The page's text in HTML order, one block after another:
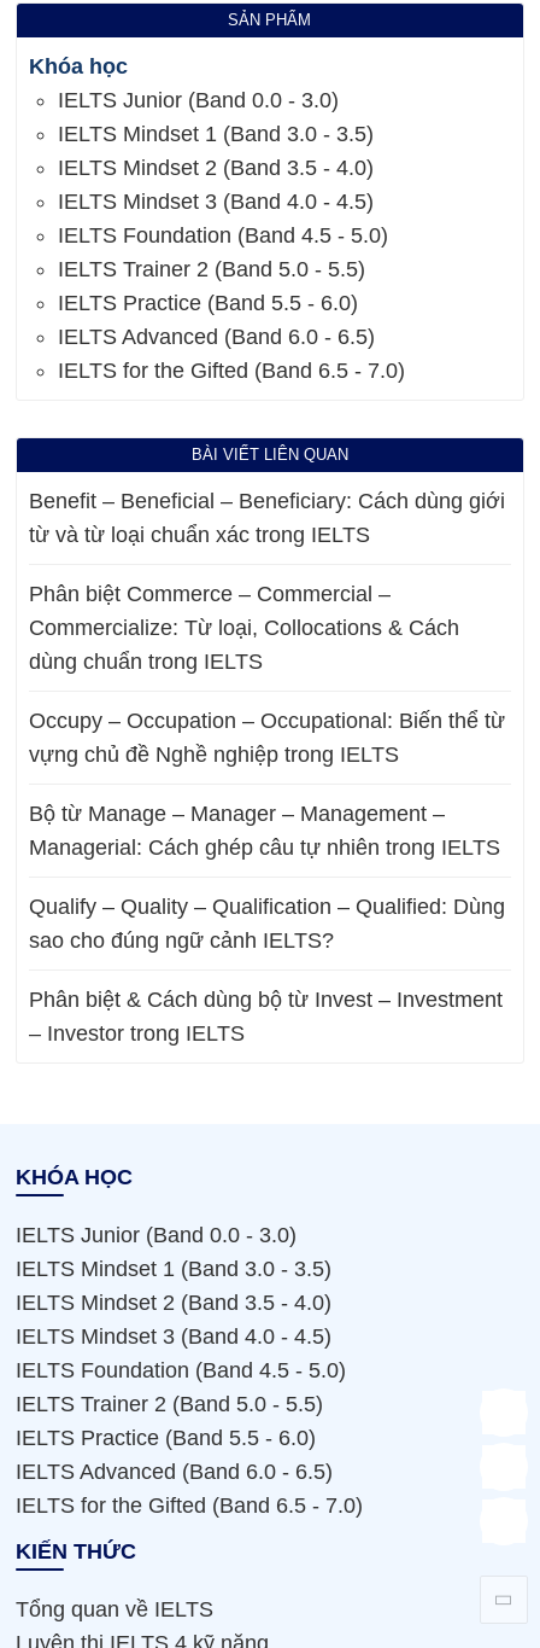
SẢN PHẨM
Khóa học
IELTS Junior (Band 0.0 - 3.0)
IELTS Mindset 1 (Band 3.0 - 3.5)
IELTS Mindset 2 (Band 3.5 - 4.0)
IELTS Mindset 3 (Band 4.0 - 4.5)
IELTS Foundation (Band 4.5 - 5.0)
IELTS Trainer 2 (Band 5.0 - 5.5)
IELTS Practice (Band 5.5 - 6.0)
IELTS Advanced (Band 6.0 - 6.5)
IELTS for the Gifted (Band 6.5 - 7.0)
BÀI VIẾT LIÊN QUAN
Benefit – Beneficial – Beneficiary: Cách dùng giới
từ và từ loại chuẩn xác trong IELTS
Phân biệt Commerce – Commercial –
Commercialize: Từ loại, Collocations & Cách
dùng chuẩn trong IELTS
Occupy – Occupation – Occupational: Biến thể từ
vựng chủ đề Nghề nghiệp trong IELTS
Bộ từ Manage – Manager – Management –
Managerial: Cách ghép câu tự nhiên trong IELTS
Qualify – Quality – Qualification – Qualified: Dùng
sao cho đúng ngữ cảnh IELTS?
Phân biệt & Cách dùng bộ từ Invest – Investment
– Investor trong IELTS
KHÓA HỌC
IELTS Junior (Band 0.0 - 3.0)
IELTS Mindset 1 (Band 3.0 - 3.5)
IELTS Mindset 2 (Band 3.5 - 4.0)
IELTS Mindset 3 (Band 4.0 - 4.5)
IELTS Foundation (Band 4.5 - 5.0)
IELTS Trainer 2 (Band 5.0 - 5.5)
IELTS Practice (Band 5.5 - 6.0)
IELTS Advanced (Band 6.0 - 6.5)
IELTS for the Gifted (Band 6.5 - 7.0)
KIẾN THỨC
Tổng quan về IELTS
Luyện thi IELTS 4 kỹ năng